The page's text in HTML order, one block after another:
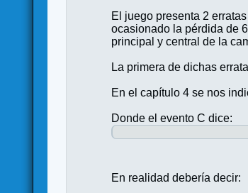
El juego presenta 2
ocasionado la pérdida de
principal y central de la
La primera de dichas
En el capítulo 4 se nos
Donde el evento C dice:
En realidad debería decir: